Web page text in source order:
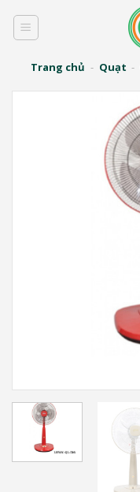
qua
Trang chủ - Quạt -